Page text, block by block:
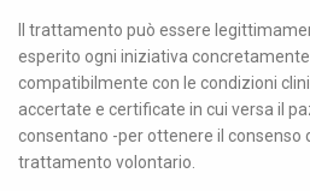
Il trattamento può essere
esperito ogni iniziativa
compatibilmente con le condizioni
accertate e certificate in cui versa il
consentano -per ottenere il consenso
trattamento volontario.